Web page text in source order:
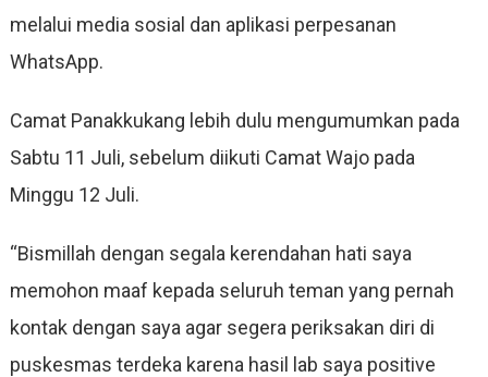
melalui media sosial dan aplikasi perpesanan
WhatsApp.
Camat Panakkukang lebih dulu mengumumkan pada
Sabtu 11 Juli, sebelum diikuti Camat Wajo pada
Minggu 12 Juli.
“Bismillah dengan segala kerendahan hati saya
memohon maaf kepada seluruh teman yang pernah
kontak dengan saya agar segera periksakan diri di
puskesmas terdeka karena hasil lab saya positive